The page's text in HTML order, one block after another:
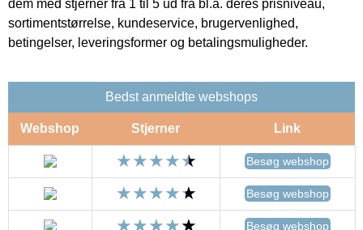
dem med stjerner fra 1 til 5 ud fra bl.a. deres prisniveau,
sortimentstørrelse, kundeservice, brugervenlighed,
betingelser, leveringsformer og betalingsmuligheder.
Bedst anmeldte webshops
Webshop Stjerner Link
Besøg webshop
Besøg webshop
Besøg webshop